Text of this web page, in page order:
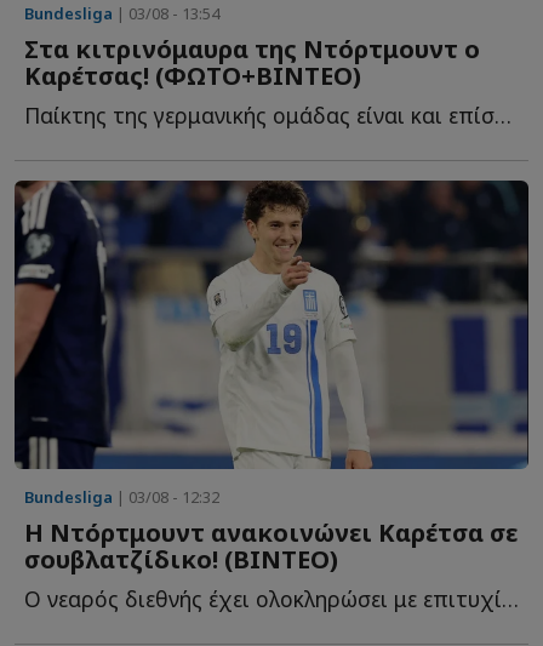
Bundesliga | 03/08 - 13:54
Στα κιτρινόμαυρα της Ντόρτμουντ ο
Καρέτσας! (ΦΩΤΟ+ΒΙΝΤΕΟ)
Παίκτης της γερμανικής ομάδας είναι και επίσημα ο 18χρονος δ...
Bundesliga | 03/08 - 12:32
Η Ντόρτμουντ ανακοινώνει Καρέτσα σε
σουβλατζίδικο! (ΒΙΝΤΕΟ)
Ο νεαρός διεθνής έχει ολοκληρώσει με επιτυχία τις ιατρικές ε...